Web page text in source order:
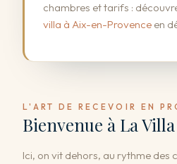
chambres et tarifs :
villa à Aix-en-Provence en
L'ART DE RECEVOIR EN
Bienvenue à La
Ici, on vit dehors, au rythme des